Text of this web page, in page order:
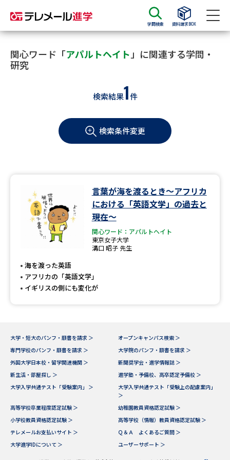
学問検索 資料請求BOX
資料請求 資料検索
大学・短大の資料種類から請求
学部・学科パンフ
総合型選抜・学校推薦型選抜 募
大学入学共通テスト利用選抜の
大学・短大以外の資料から請求
専門学校の資料請求 大学院の資料請求
大学入学共通テスト「受験案
大学入学共通テスト「受験上の
配慮案内」の請求
高等学校（情報）教員資格認定
試験
大学研究 大学検索
大学で学べる内容や特徴を調べる
国際・グローバルに強い大学特
関心ワード「アパルトヘイト 」に関連する学問・
研究
検索結果1件
検索条件変更
言葉が海を渡るとき～アフリカ
における「英語文学」の過去と
現在～
関心ワード：アパルトヘイト
東京女子大学
溝口 昭子 先生
海を渡った英語
アフリカの「英語文学」
イギリスの側にも変化が
大学・短大のパンフ・願書を請求 ＞
オープンキャンパス検索 ＞
専門学校のパンフ・願書を請求 ＞
大学院のパンフ・願書を請求 ＞
外国大学日本校・留学関連機関 ＞
新聞奨学会・進学情報誌 ＞
新生活・部屋探し ＞
進学塾・予備校、高卒認定予備校 ＞
大学入学共通テスト「受験案内」 ＞
大学入学共通テスト「受験上の配慮案内」
＞
高等学校卒業程度認定試験 ＞
幼稚園教員資格認定試験 ＞
小学校教員資格認定試験 ＞
高等学校（情報）教員資格認定試験 ＞
テレメールお支払いサイト ＞
Ｑ＆Ａ よくあるご質問 ＞
大学進学IDについて ＞
ユーザーサポート ＞